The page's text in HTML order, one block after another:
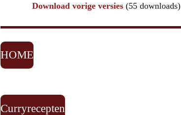
Download vorige versies (55 downloads)
HOME
Curryrecepten